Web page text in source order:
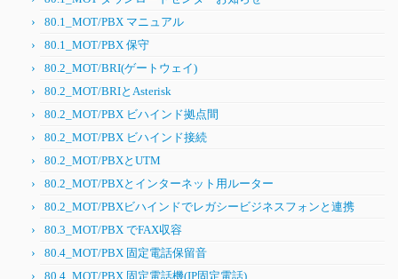
80.1_MOT/PBX マニュアル
80.1_MOT/PBX 保守
80.2_MOT/BRI(ゲートウェイ)
80.2_MOT/BRIとAsterisk
80.2_MOT/PBX ビハインド拠点間
80.2_MOT/PBX ビハインド接続
80.2_MOT/PBXとUTM
80.2_MOT/PBXとインターネット用ルーター
80.2_MOT/PBXビハインドでレガシービジネスフォンと連携
80.3_MOT/PBX でFAX収容
80.4_MOT/PBX 固定電話保留音
80.4_MOT/PBX 固定電話機(IP固定電話)